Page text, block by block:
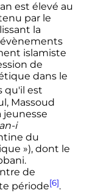
est élevé au
par le
la
islamiste
de
dans le
qu'il est
Massoud
jeunesse
i
du
»), dont le
de
période[6].